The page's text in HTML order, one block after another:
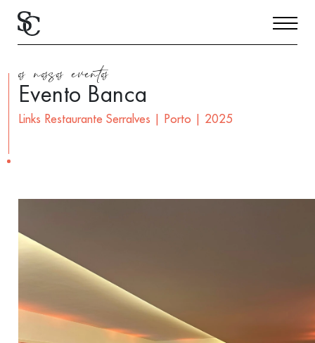
os nossos eventos
Evento Banca
Links Restaurante Serralves | Porto | 2025